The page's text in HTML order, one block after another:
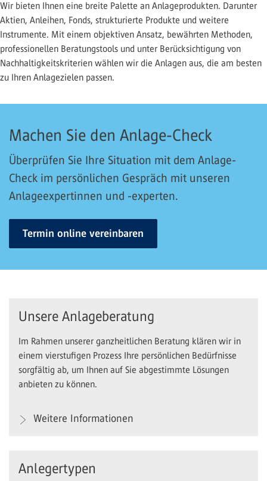
Wir bieten Ihnen eine breite Palette an Anlageprodukten. Darunter
Aktien, Anleihen, Fonds, strukturierte Produkte und weitere
Instrumente. Mit einem objektiven Ansatz, bewährten Methoden,
professionellen Beratungstools und unter Berücksichtigung von
Nachhaltigkeitskriterien wählen wir die Anlagen aus, die am besten
zu Ihren Anlagezielen passen.
Machen Sie den Anlage-Check
Überprüfen Sie Ihre Situation mit dem Anlage-
Check im persönlichen Gespräch mit unseren
Anlageexpertinnen und -experten.
Termin online vereinbaren
Unsere Anlageberatung
Im Rahmen unserer ganzheitlichen Beratung klären wir in
einem vierstufigen Prozess Ihre persönlichen Bedürfnisse
sorgfältig ab, um Ihnen auf Sie abgestimmte Lösungen
anbieten zu können.
Weitere Informationen
Anlegertypen